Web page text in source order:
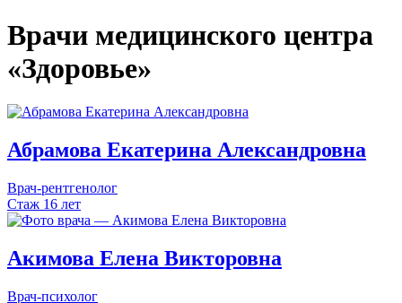
Врачи медицинского центра
«Здоровье»
Абрамова Екатерина Александровна
Врач-рентгенолог
Стаж 16 лет
Акимова Елена Викторовна
Врач-психолог